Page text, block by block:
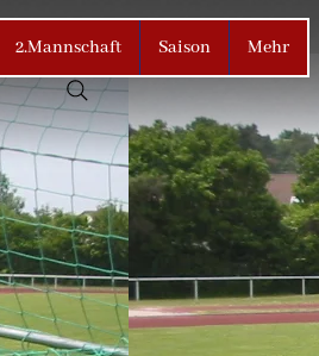
2.Mannschaft Saison Mehr